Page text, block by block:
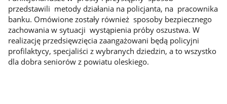
przedstawili metody działania na policjanta, na pracownika
banku. Omówione zostały również sposoby bezpiecznego
zachowania w sytuacji wystąpienia próby oszustwa. W
realizację przedsięwzięcia zaangażowani będą policyjni
profilaktycy, specjaliści z wybranych dziedzin, a to wszystko
dla dobra seniorów z powiatu oleskiego.